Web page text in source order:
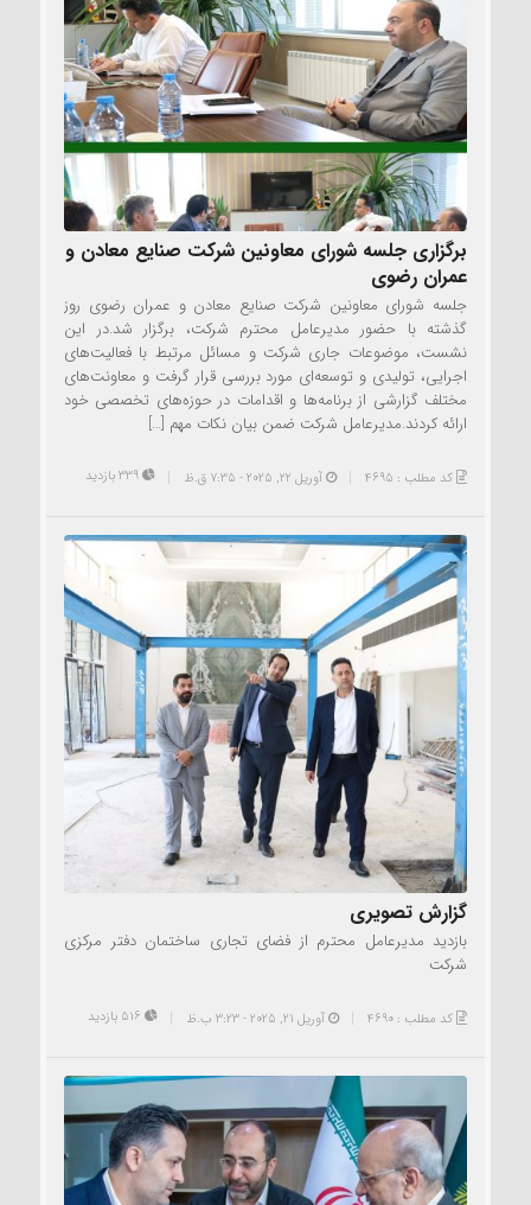
برگزاری جلسه شورای معاونین شرکت صنایع معادن و
عمران رضوی
جلسه شورای معاونین شرکت صنایع معادن و عمران رضوی روز
گذشته با حضور مدیرعامل محترم شرکت، برگزار شد.در این
نشست، موضوعات جاری شرکت و مسائل مرتبط با فعالیت‌های
اجرایی، تولیدی و توسعه‌ای مورد بررسی قرار گرفت و معاونت‌های
مختلف گزارشی از برنامه‌ها و اقدامات در حوزه‌های تخصصی خود
ارائه کردند.مدیرعامل شرکت ضمن بیان نکات مهم […]
کد مطلب : 4695 آوریل 22, 2025 - 7:35 ق.ظ
گزارش تصویری
بازدید مدیرعامل محترم از فضای تجاری ساختمان دفتر مرکزی
شرکت
کد مطلب : 4690 آوریل 21, 2025 - 3:23 ب.ظ